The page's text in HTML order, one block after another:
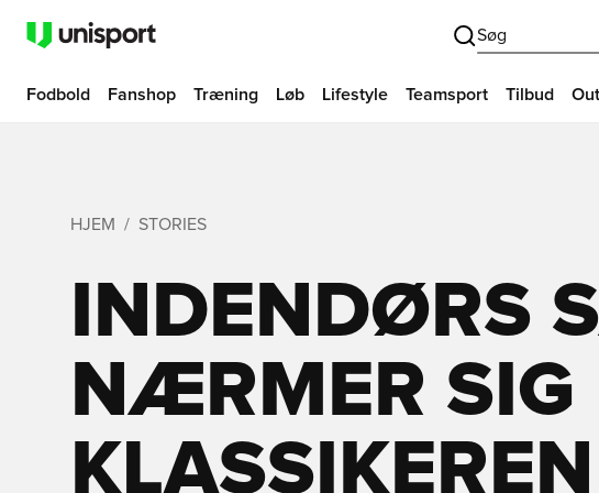
Søg
Fodbold Fanshop Træning Løb Lifestyle Teamsport Tilbud
HJEM STORIES
INDENDØRS
NÆRMER SIG